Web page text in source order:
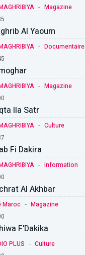
- Magazine
Al Yaoum
- Documentaire
- Magazine
Ila Satr
- Culture
Fi Dakira
- Information
Al Akhbar
Maroc - Magazine
F'Dakika
PLUS - Culture